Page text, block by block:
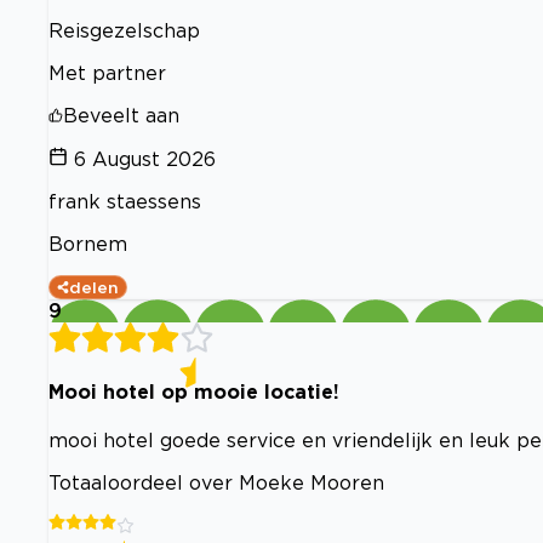
Reisgezelschap
Met partner
Beveelt aan
6 August 2026
frank staessens
Bornem
delen
9
Mooi hotel op mooie locatie!
mooi hotel goede service en vriendelijk en leuk
Totaaloordeel over Moeke Mooren